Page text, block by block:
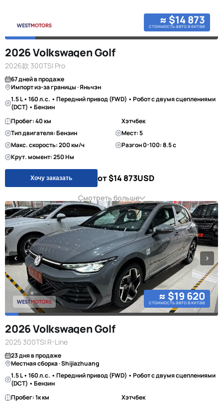
≈ $14 873
стоимость авто в китае
2026 Volkswagen Golf
2026款 300TSI Pro
67 дней в продаже
Импорт из-за границы · Яньчэн
1.5 L • 160 л.с. • Передний привод (FWD) • Робот с двумя сцеплениями
(DCT) • Бензин
Пробег: 40 км
Хэтчбек
Тип двигателя: Бензин
Мест: 5
Макс. скорость: 200 км/ч
Разгон 0-100: 8.5 с
Крут. момент: 250 Нм
Хочу заказать от $14 873USD
Смотреть больше
≈ $19 620
стоимость авто в китае
2026 Volkswagen Golf
2025 300TSI R-Line
23 дня в продаже
Местная сборка · Shijiazhuang
1.5 L • 160 л.с. • Передний привод (FWD) • Робот с двумя сцеплениями
(DCT) • Бензин
Пробег: 1к км
Хэтчбек